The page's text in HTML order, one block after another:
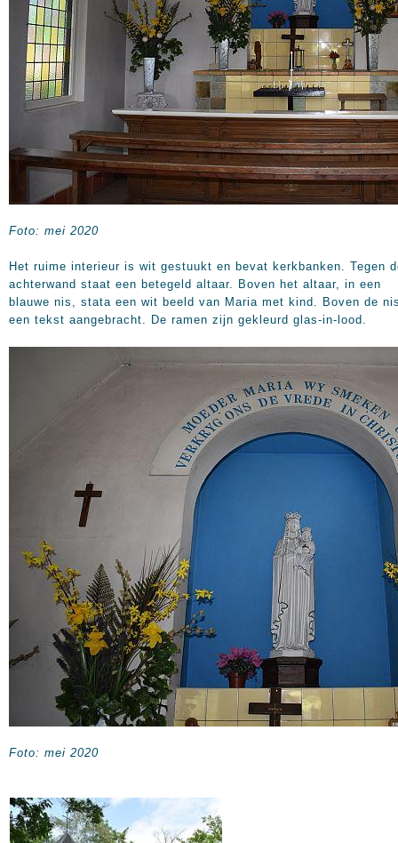
Foto: mei 2020
Het ruime interieur is wit gestuukt en bevat kerkbanken. Tegen
achterwand staat een betegeld altaar. Boven het altaar, in een
blauwe nis, stata een wit beeld van Maria met kind. Boven de
een tekst aangebracht. De ramen zijn gekleurd glas-in-lood.
Foto: mei 2020